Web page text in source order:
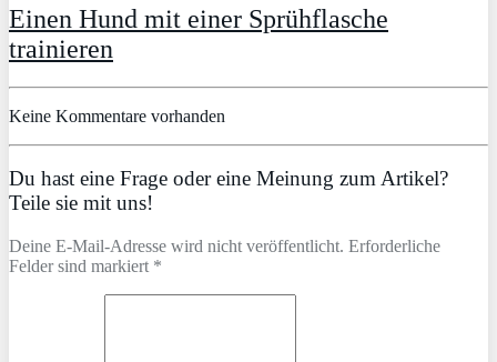
Einen Hund mit einer Sprühflasche
trainieren
Keine Kommentare vorhanden
Du hast eine Frage oder eine Meinung zum Artikel?
Teile sie mit uns!
Deine E-Mail-Adresse wird nicht veröffentlicht. Erforderliche
Felder sind markiert *